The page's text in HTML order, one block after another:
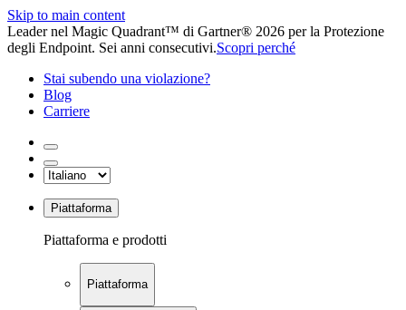
Skip to main content
Leader nel Magic Quadrant™ di Gartner® 2026 per la Protezione
degli Endpoint. Sei anni consecutivi.Scopri perché
Stai subendo una violazione?
Blog
Carriere
Piattaforma
Piattaforma e prodotti
Piattaforma